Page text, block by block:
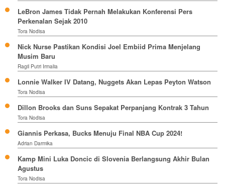
LeBron James Tidak Pernah Melakukan Konferensi Pers
Perkenalan Sejak 2010
Tora Nodisa
Nick Nurse Pastikan Kondisi Joel Embiid Prima Menjelang
Musim Baru
Ragil Putri Irmalia
Lonnie Walker IV Datang, Nuggets Akan Lepas Peyton Watson
Tora Nodisa
Dillon Brooks dan Suns Sepakat Perpanjang Kontrak 3 Tahun
Tora Nodisa
Giannis Perkasa, Bucks Menuju Final NBA Cup 2024!
Adrian Darmika
Kamp Mini Luka Doncic di Slovenia Berlangsung Akhir Bulan
Agustus
Tora Nodisa